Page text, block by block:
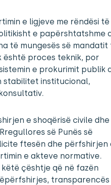
e ligjeve me rëndësi të
e papërshtatshme
të mungesës së mandatit
është proces teknik, por
e prokurimit publik
stabilitet institucional,
e shoqërisë civile dhe
së Punës së
ftesën dhe përfshirjen
e akteve normative.
çështje që në fazën
transparencës